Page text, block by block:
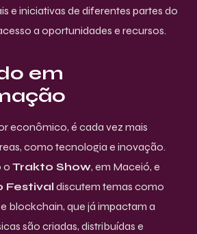
e iniciativas de diferentes partes do
a oportunidades e recursos.
em
econômico, é cada vez mais
como tecnologia e inovação.
o Trakto Show, em Maceió, e
Festival discutem temas como
blockchain, que já impactam a
são criadas, distribuídas e